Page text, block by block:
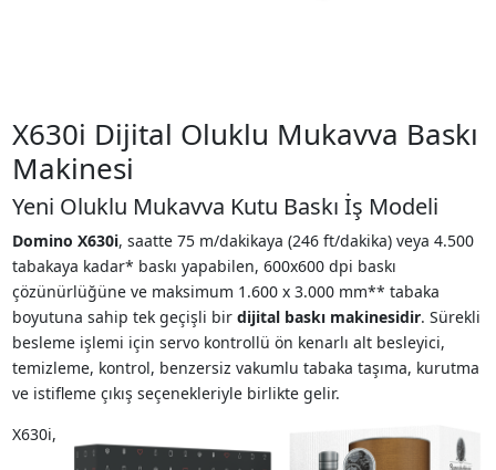
X630i Dijital Oluklu Mukavva Baskı
Makinesi
Yeni Oluklu Mukavva Kutu Baskı İş Modeli
Domino X630i, saatte 75 m/dakikaya (246 ft/dakika) veya 4.500
tabakaya kadar* baskı yapabilen, 600x600 dpi baskı
çözünürlüğüne ve maksimum 1.600 x 3.000 mm** tabaka
boyutuna sahip tek geçişli bir dijital baskı makinesidir. Sürekli
besleme işlemi için servo kontrollü ön kenarlı alt besleyici,
temizleme, kontrol, benzersiz vakumlu tabaka taşıma, kurutma
ve istifleme çıkış seçenekleriyle birlikte gelir.
X630i,